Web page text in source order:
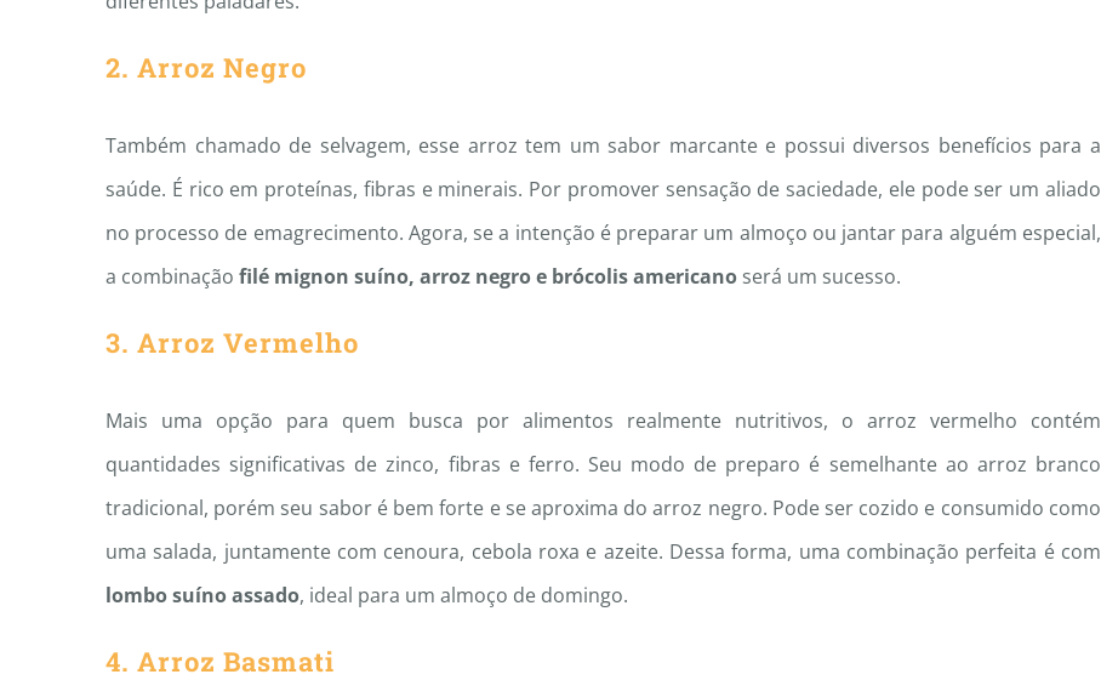
2. Arroz Negro
Também chamado de selvagem, esse arroz tem um sabor marcante e possui diversos benefícios para a
saúde. É rico em proteínas, fibras e minerais. Por promover sensação de saciedade, ele pode ser um aliado
no processo de emagrecimento. Agora, se a intenção é preparar um almoço ou jantar para alguém especial,
a combinação filé mignon suíno, arroz negro e brócolis americano será um sucesso.
3. Arroz Vermelho
Mais uma opção para quem busca por alimentos realmente nutritivos, o arroz vermelho contém
quantidades significativas de zinco, fibras e ferro. Seu modo de preparo é semelhante ao arroz branco
tradicional, porém seu sabor é bem forte e se aproxima do arroz negro. Pode ser cozido e consumido como
uma salada, juntamente com cenoura, cebola roxa e azeite. Dessa forma, uma combinação perfeita é com
lombo suíno assado, ideal para um almoço de domingo.
4. Arroz Basmati